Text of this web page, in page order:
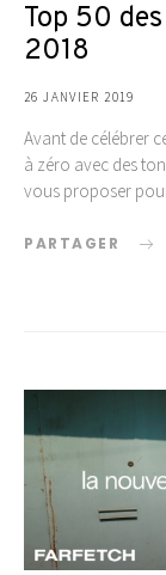
Top 50
2018
26 JANVIER 2019
Avant de célébrer
à zéro avec des
vous proposer
PARTAGER